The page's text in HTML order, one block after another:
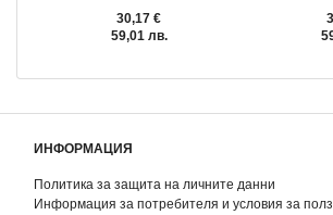
30,17 €
59,01 лв.
ИНФОРМАЦИЯ
Политика за защита на личните данни
Информация за потребителя и условия за